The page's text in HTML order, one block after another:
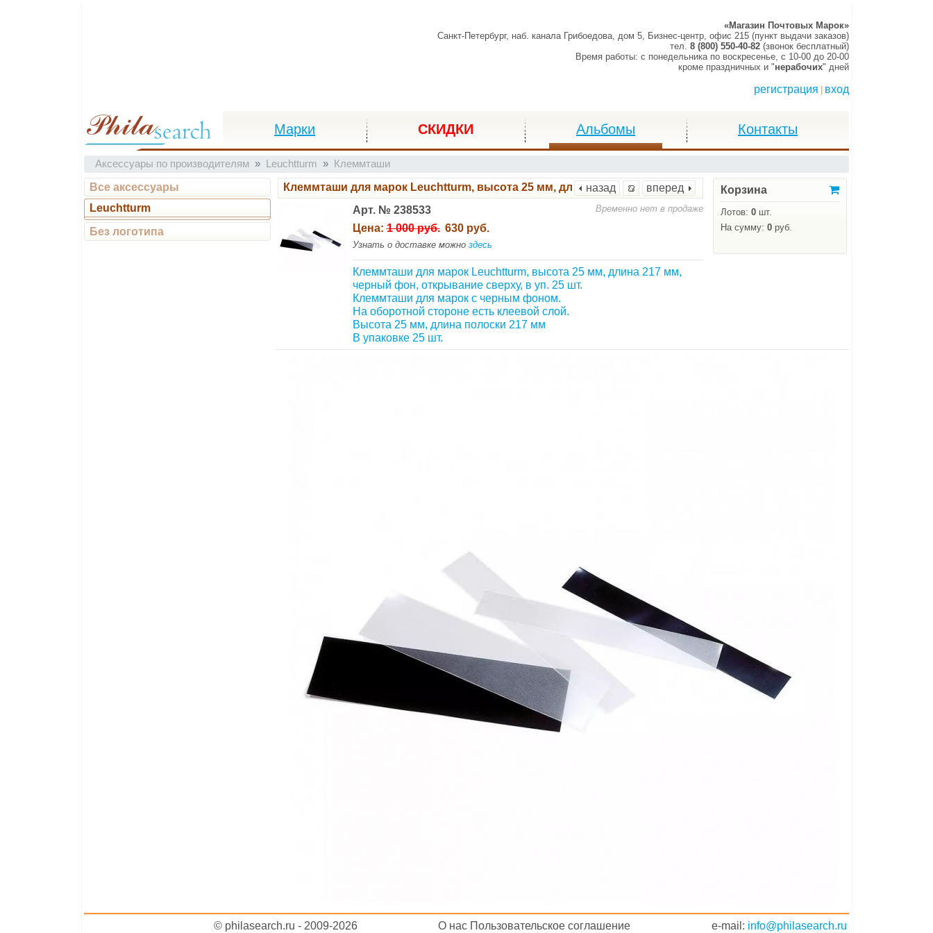
«Магазин Почтовых Марок»
Санкт-Петербург, наб. канала Грибоедова, дом 5, Бизнес-центр, офис 215 (пункт выдачи заказов)
тел. 8 (800) 550-40-82 (звонок бесплатный)
Время работы: c понедельника по воскресенье, c 10-00 до 20-00
кроме праздничных и "нерабочих" дней
регистрация вход
Марки СКИДКИ Альбомы Контакты
Аксессуары по производителям Leuchtturm Клеммташи
Все аксессуары
Leuchtturm
Без логотипа
Корзина
Лотов:0 шт.
На сумму:0 руб.
назад вперед
Клеммташи для марок Leuchtturm, высота 25 мм, длина 217 мм, черный фон, открывание сверху, в уп. 25 шт.
Арт. № 238533
Цена:1 000 руб. 630 руб.
Узнать о доставке можно здесь
Временно нет в продаже
Клеммташи для марок Leuchtturm, высота 25 мм, длина 217 мм,
черный фон, открывание сверху, в уп. 25 шт.
Клеммташи для марок с черным фоном.
На оборотной стороне есть клеевой слой.
Высота 25 мм, длина полоски 217 мм
В упаковке 25 шт.
© philasearch.ru - 2009-2026 e-mail: info@philasearch.ru
О нас Пользовательское соглашение